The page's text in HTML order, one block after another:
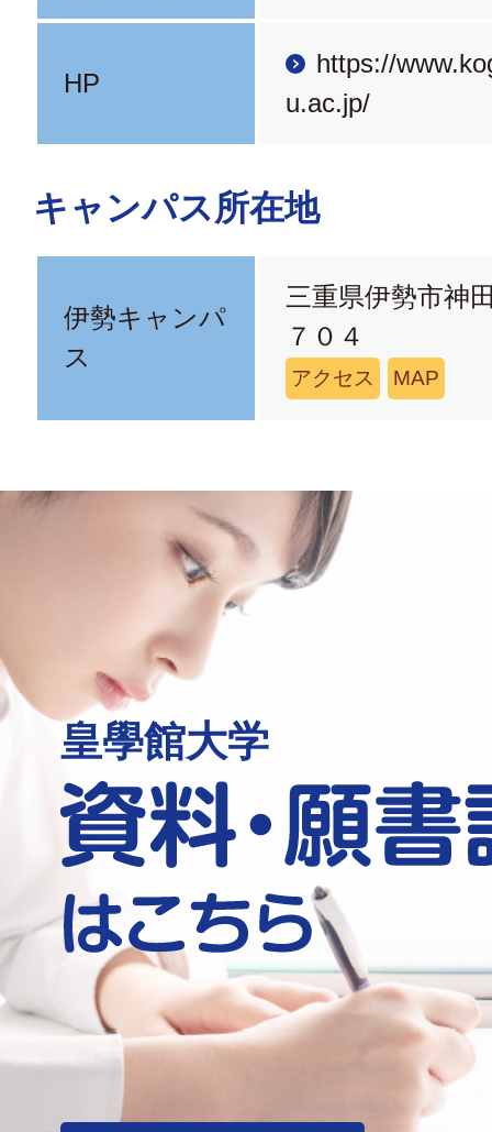
HP
https://
u.ac.jp/
キャンパス所在地
伊勢キャンパ
ス
三重県伊勢市神
７０４
アクセス MAP
皇學館大学